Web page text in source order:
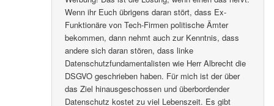
Wenn ihr Euch übrigens daran stört, dass Ex-
Funktionäre von Tech-Firmen politische Ämter
bekommen, dann nehmt auch zur Kenntnis, dass
andere sich daran stören, dass linke
Datenschutzfundamentalisten wie Herr Albrecht die
DSGVO geschrieben haben. Für mich ist der über
das Ziel hinausgeschossen und überbordender
Datenschutz kostet zu viel Lebenszeit. Es gibt